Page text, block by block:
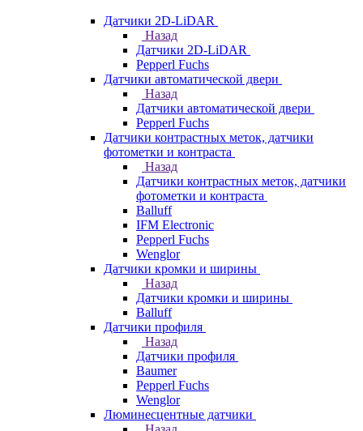
Датчики 2D-LiDAR
Назад
Датчики 2D-LiDAR
Pepperl Fuchs
Датчики автоматической двери
Назад
Датчики автоматической двери
Pepperl Fuchs
Датчики контрастных меток, датчики
фотометки и контраста
Назад
Датчики контрастных меток, датчики
фотометки и контраста
Balluff
IFM Electronic
Pepperl Fuchs
Wenglor
Датчики кромки и ширины
Назад
Датчики кромки и ширины
Balluff
Датчики профиля
Назад
Датчики профиля
Baumer
Pepperl Fuchs
Wenglor
Люминесцентные датчики